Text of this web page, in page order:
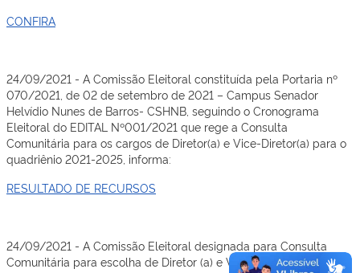
CONFIRA
24/09/2021 - A Comissão Eleitoral constituída pela Portaria nº
070/2021, de 02 de setembro de 2021 – Campus Senador
Helvídio Nunes de Barros- CSHNB, seguindo o Cronograma
Eleitoral do EDITAL Nº001/2021 que rege a Consulta
Comunitária para os cargos de Diretor(a) e Vice-Diretor(a) para o
quadriênio 2021-2025, informa:
RESULTADO DE RECURSOS
24/09/2021 - A Comissão Eleitoral designada para Consulta
Comunitária para escolha de Diretor (a) e Vice-Diretor(a) do